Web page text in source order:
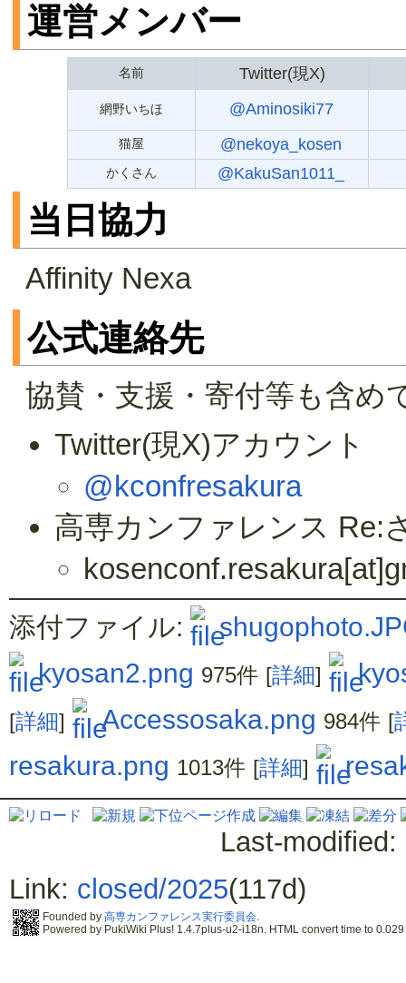
運営メンバー
名前 Twitter(現X)
網野いちほ @Aminosiki77
猫屋 @nekoya_kosen
かくさん @KakuSan1011_
当日協力
Affinity Nexa
公式連絡先
協賛・支援・寄付等も含め
Twitter(現X)アカウント
@kconfresakura
高専カンファレンス Re:
添付ファイル:
kyosan2.png 975件 [詳細]
[詳細] Accessosaka.png 984件 [
resakura.png 1013件 [詳細]
Last-
Link: closed/2025(117d)
Founded by 高専カンファレンス実行委員会.
Powered by PukiWiki Plus! 1.4.7plus-u2-i18n. HTML convert time to 0.029